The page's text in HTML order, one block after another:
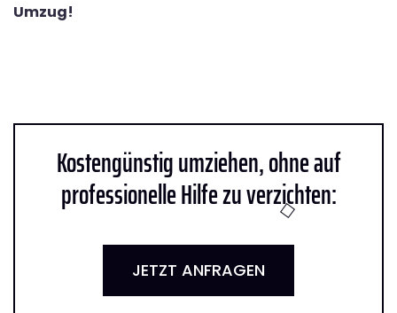
Umzug!
Kostengünstig umziehen, ohne auf
professionelle Hilfe zu verzichten:
JETZT ANFRAGEN